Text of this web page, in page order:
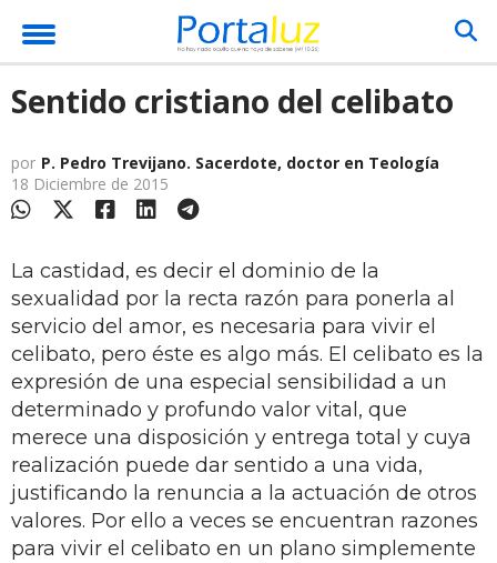
Sentido cristiano del celibato
por P. Pedro Trevijano. Sacerdote, doctor en Teología
18 Diciembre de 2015
La castidad, es decir el dominio de la
sexualidad por la recta razón para ponerla al
servicio del amor, es necesaria para vivir el
celibato, pero éste es algo más. El celibato es la
expresión de una especial sensibilidad a un
determinado y profundo valor vital, que
merece una disposición y entrega total y cuya
realización puede dar sentido a una vida,
justificando la renuncia a la actuación de otros
valores. Por ello a veces se encuentran razones
para vivir el celibato en un plano simplemente